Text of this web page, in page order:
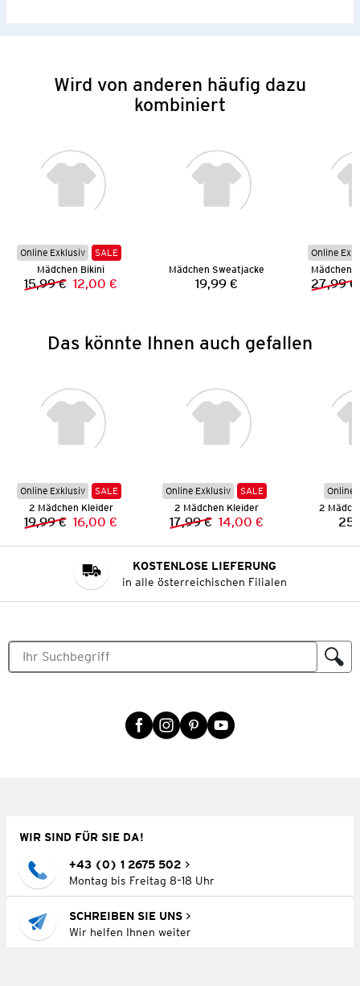
Wird von anderen häufig dazu
kombiniert
Online Exklusiv
SALE
Mädchen Bikini
Vorheriger Preis:
15,99 € Neuer Preis:
12,00 €
Mädchen Sweatjacke
Preis:
19,99 €
Online
Mädchen
27,99 €
Das könnte Ihnen auch gefallen
Online Exklusiv
SALE
2 Mädchen Kleider
Vorheriger Preis:
19,99 € Neuer Preis:
16,00 €
Online Exklusiv
SALE
2 Mädchen Kleider
Vorheriger Preis:
17,99 € Neuer Preis:
14,00 €
Online
2
KOSTENLOSE LIEFERUNG
in alle österreichischen Filialen
WIR SIND FÜR SIE DA!
+43 (0) 1 2675 502
Montag bis Freitag 8–18 Uhr
SCHREIBEN SIE UNS
Wir helfen Ihnen weiter